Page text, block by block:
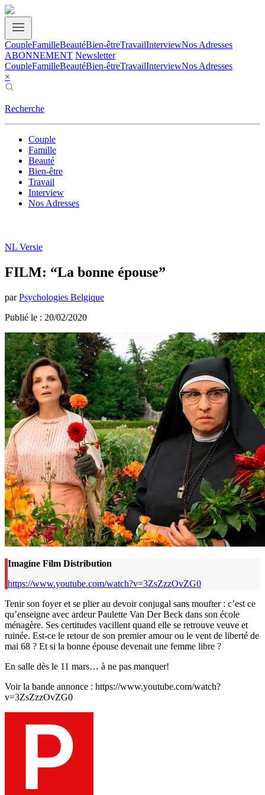
CoupleFamilleBeautéBien-êtreTravailInterviewNos Adresses
ABONNEMENT Newsletter
CoupleFamilleBeautéBien-êtreTravailInterviewNos Adresses
×
Recherche
Couple
Famille
Beauté
Bien-être
Travail
Interview
Nos Adresses
NL Versie
FILM: “La bonne épouse”
par Psychologies Belgique
Publié le : 20/02/2020
Imagine Film Distribution
https://www.youtube.com/watch?v=3ZsZzzOvZG0
Tenir son foyer et se plier au devoir conjugal sans moufter : c’est ce
qu’enseigne avec ardeur Paulette Van Der Beck dans son école
ménagère. Ses certitudes vacillent quand elle se retrouve veuve et
ruinée. Est-ce le retour de son premier amour ou le vent de liberté de
mai 68 ? Et si la bonne épouse devenait une femme libre ?
En salle dès le 11 mars… à ne pas manquer!
Voir la bande annonce : https://www.youtube.com/watch?
v=3ZsZzzOvZG0